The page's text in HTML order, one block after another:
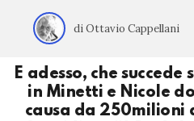
di Ottavio Cappellani
E adesso, che
in Minetti e Nicole
causa da 250milioni